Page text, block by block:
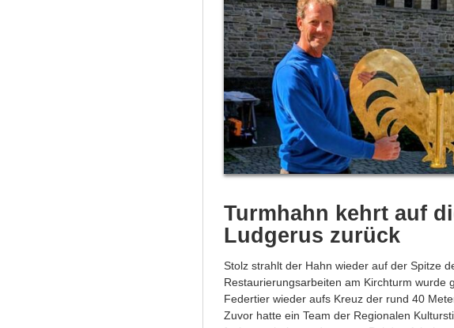
Turmhahn kehrt auf
Ludgerus zurück
Stolz strahlt der Hahn wieder auf der Spitze
Restaurierungsarbeiten am Kirchturm wurde
Federtier wieder aufs Kreuz der rund 40
Zuvor hatte ein Team der Regionalen